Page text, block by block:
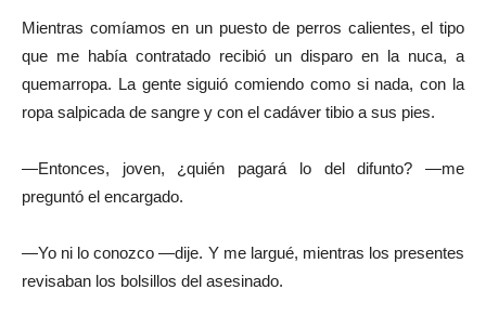
Mientras comíamos en un puesto de perros calientes, el tipo
que me había contratado recibió un disparo en la nuca, a
quemarropa. La gente siguió comiendo como si nada, con la
ropa salpicada de sangre y con el cadáver tibio a sus pies.
—Entonces, joven, ¿quién pagará lo del difunto? —me
preguntó el encargado.
—Yo ni lo conozco —dije. Y me largué, mientras los presentes
revisaban los bolsillos del asesinado.